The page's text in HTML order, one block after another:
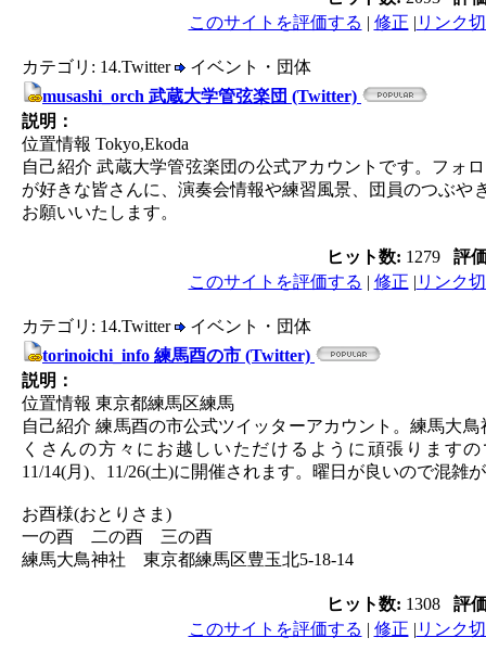
このサイトを評価する | 修正 | リンク
カテゴリ: 14.Twitter
イベント・団体
musashi_orch 武蔵大学管弦楽団 (Twitter)
説明：
位置情報 Tokyo,Ekoda
自己紹介 武蔵大学管弦楽団の公式アカウントです。フォ
が好きな皆さんに、演奏会情報や練習風景、団員のつぶ
お願いいたします。
ヒット数: 1279
評
このサイトを評価する | 修正 | リンク
カテゴリ: 14.Twitter
イベント・団体
torinoichi_info 練馬酉の市 (Twitter)
説明：
位置情報 東京都練馬区練馬
自己紹介 練馬酉の市公式ツイッターアカウント。練馬大
くさんの方々にお越しいただけるように頑張ります
11/14(月)、11/26(土)に開催されます。曜日が良いので混雑
お酉様(おとりさま)
一の酉 二の酉 三の酉
練馬大鳥神社 東京都練馬区豊玉北5-18-14
ヒット数: 1308
評
このサイトを評価する | 修正 | リンク